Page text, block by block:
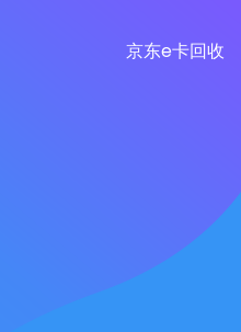
京东e卡回收